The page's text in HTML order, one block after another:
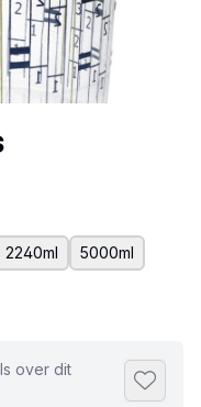
2240ml 5000ml
over dit